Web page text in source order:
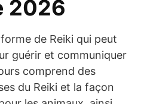
2026
de Reiki qui peut
guérir et communiquer
comprend des
du Reiki et la façon